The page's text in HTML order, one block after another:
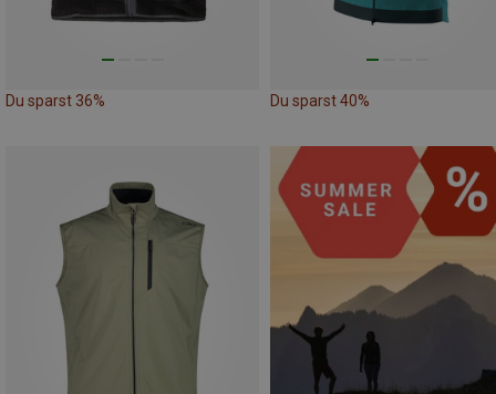
Du sparst 36% Du sparst 40%